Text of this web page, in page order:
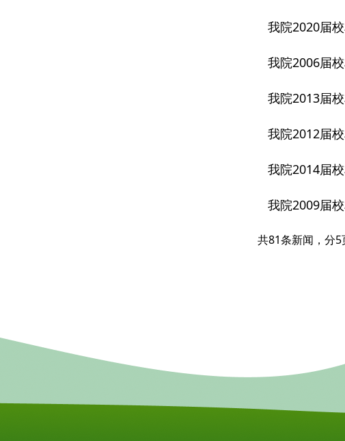
我院2020届
我院2006届
我院2013届
我院2012届
我院2014届
我院2009届
共81条新闻，分